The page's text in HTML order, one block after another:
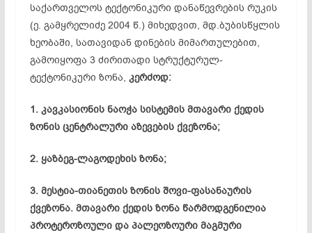
საქართველოს ტექტონიკური დანაწევრების რუკის
(ე. გამყრელიძე 2004 წ.) მიხედვით, მდ.ბუბისწყლის
ხეობაში, სათავიდან დინების მიმართულებით,
გამოიყოფა 3 ძირითადი სტრუქტურულ-
ტექტონიკური ზონა, კერძოდ:
1. კავკასიონის ნაოჭა სისტემის მთავარი ქედის
ზონის ცენტრალური აზევების ქვეზონა;
2. ყაზბეგ-ლაგოდეხის ზონა;
3. მესტია-თიანეთის ზონის შოვი-ფასანაურის
ქვეზონა. მთავარი ქედის ზონა წარმოდგენილია
პროტეროზოული და პალეოზოური მაგმური